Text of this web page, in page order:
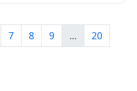
7 8 9 ...
20